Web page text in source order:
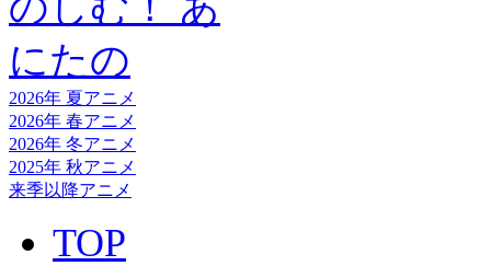
2026年 夏アニメ
2026年 春アニメ
2026年 冬アニメ
2025年 秋アニメ
来季以降アニメ
TOP